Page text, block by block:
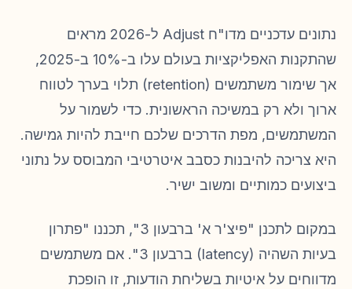
נתונים עדכניים מדו"ח Adjust ל-2026 מראים
שהתקנות האפליקציות בעולם עלו ב-10% ב-2025,
אך שימור משתמשים (retention) תלוי בערך לטווח
ארוך ולא רק במשיכה הראשונית. כדי לשמור על
המשתמשים, מפת הדרכים שלכם חייבת להיות גמישה.
היא צריכה להיבנות כסבב איטרטיבי המבוסס על נתוני
ביצועים כמותיים ומשוב ישיר.
במקום לתכנן "פיצ'ר א' ברבעון 3", תכננו "פתרון
בעיות השהיה (latency) ברבעון 3". אם משתמשים
מדווחים על איטיות בשליחת הודעות, זו הופכת